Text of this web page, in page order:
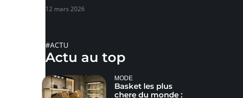
12 mars 2026
#ACTU
Actu au top
MODE
Basket les plus
chere du monde :